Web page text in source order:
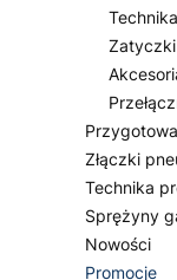
Złączki
Technika
Sprężyny
Nowości
Promocje